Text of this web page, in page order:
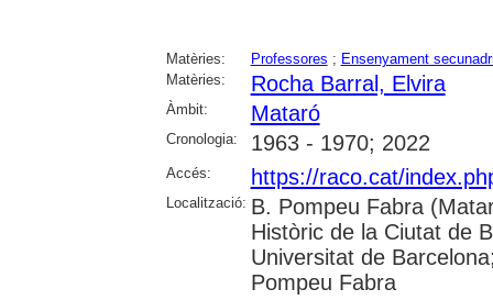
Matèries: Professores ; Ensenyament
Matèries:
Rocha Barral, Elvira
Àmbit: Mataró
Cronologia: 1963 - 1970; 2022
Accés: https://raco.cat/
Localització: B. Pompeu Fabra
Històric de la Ciutat de
Universitat de
Pompeu Fabra